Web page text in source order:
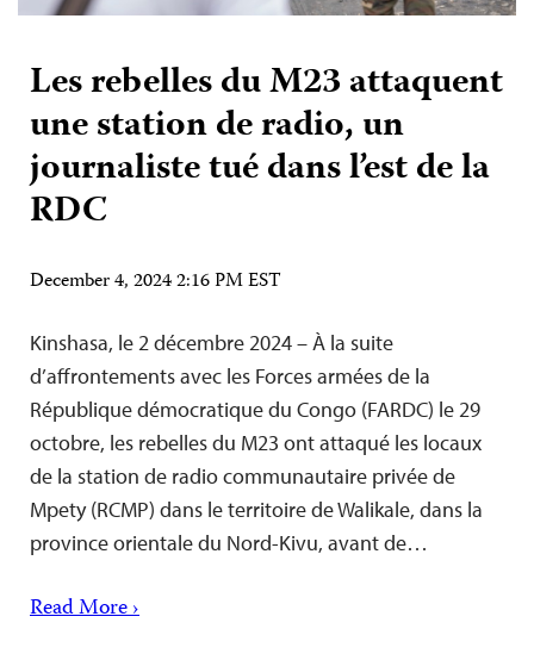
Les rebelles du M23 attaquent
une station de radio, un
journaliste tué dans l’est de la
RDC
December 4, 2024 2:16 PM EST
Kinshasa, le 2 décembre 2024 – À la suite
d’affrontements avec les Forces armées de la
République démocratique du Congo (FARDC) le 29
octobre, les rebelles du M23 ont attaqué les locaux
de la station de radio communautaire privée de
Mpety (RCMP) dans le territoire de Walikale, dans la
province orientale du Nord-Kivu, avant de…
Read More ›